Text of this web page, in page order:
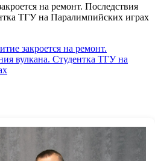
на ремонт. Последствия
ТГУ на Паралимпийских играх
закроется на ремонт.
вулкана. Студентка ТГУ на